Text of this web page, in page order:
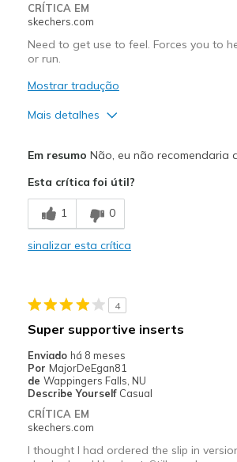
CRÍTICA EM
skechers.com
Need to get use to feel. Forces you to
or run.
Mostrar tradução
Mais detalhes
Contras
Need Break In
Feels true to width
View On Shoes
Shoes are for
Em resumo Não, eu não recomendaria
Esta crítica foi útil?
1 0
sinalizar esta crítica
4
Super supportive inserts
Enviado há 8 meses
Por MajorDeEgan81
de Wappingers Falls, NU
Describe Yourself Casual
CRÍTICA EM
skechers.com
I thought I had ordered the slip in